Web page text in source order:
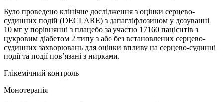
Було проведено клінічне дослідження з оцінки серцево-
судинних подій (DECLARE) з дапагліфлозином у дозуванні
10 мг у порівнянні з плацебо за участю 17160 пацієнтів з
цукровим діабетом 2 типу з або без встановлених серцево-
судинних захворювань для оцінки впливу на серцево-судинні
події та події пов’язані з нирками.
Глікемічний контроль
Монотерапія